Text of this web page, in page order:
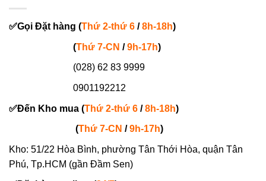
✅Gọi Đặt hàng (Thứ 2-thứ 6 /8h-18h)
(Thứ 7-CN /9h-17h)
(028) 62 83 9999
0901192212
✅Đến Kho mua (Thứ 2-thứ 6 /8h-18h)
(Thứ 7-CN /9h-17h)
Kho: 51/22 Hòa Bình, phường Tân Thới Hòa, quận Tân
Phú, Tp.HCM (gần Đầm Sen)